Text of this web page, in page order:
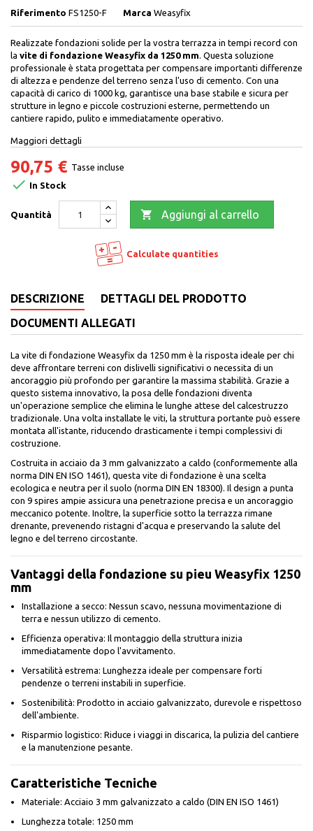
Riferimento FS1250-F Marca Weasyfix
Realizzate fondazioni solide per la vostra terrazza in tempi record con
la vite di fondazione Weasyfix da 1250 mm. Questa soluzione
professionale è stata progettata per compensare importanti differenze
di altezza e pendenze del terreno senza l'uso di cemento. Con una
capacità di carico di 1000 kg, garantisce una base stabile e sicura per
strutture in legno e piccole costruzioni esterne, permettendo un
cantiere rapido, pulito e immediatamente operativo.
Maggiori dettagli
90,75 € Tasse incluse
 In Stock
Quantità  Aggiungi al carrello
Calculate quantities
DESCRIZIONE
DETTAGLI DEL PRODOTTO
DOCUMENTI ALLEGATI
La vite di fondazione Weasyfix da 1250 mm è la risposta ideale per chi
deve affrontare terreni con dislivelli significativi o necessita di un
ancoraggio più profondo per garantire la massima stabilità. Grazie a
questo sistema innovativo, la posa delle fondazioni diventa
un'operazione semplice che elimina le lunghe attese del calcestruzzo
tradizionale. Una volta installate le viti, la struttura portante può essere
montata all'istante, riducendo drasticamente i tempi complessivi di
costruzione.
Costruita in acciaio da 3 mm galvanizzato a caldo (conformemente alla
norma DIN EN ISO 1461), questa vite di fondazione è una scelta
ecologica e neutra per il suolo (norma DIN EN 18300). Il design a punta
con 9 spires ampie assicura una penetrazione precisa e un ancoraggio
meccanico potente. Inoltre, la superficie sotto la terrazza rimane
drenante, prevenendo ristagni d'acqua e preservando la salute del
legno e del terreno circostante.
Vantaggi della fondazione su pieu Weasyfix 1250
mm
Installazione a secco: Nessun scavo, nessuna movimentazione di
terra e nessun utilizzo di cemento.
Efficienza operativa: Il montaggio della struttura inizia
immediatamente dopo l'avvitamento.
Versatilità estrema: Lunghezza ideale per compensare forti
pendenze o terreni instabili in superficie.
Sostenibilità: Prodotto in acciaio galvanizzato, durevole e rispettoso
dell'ambiente.
Risparmio logistico: Riduce i viaggi in discarica, la pulizia del cantiere
e la manutenzione pesante.
Caratteristiche Tecniche
Materiale: Acciaio 3 mm galvanizzato a caldo (DIN EN ISO 1461)
Lunghezza totale: 1250 mm